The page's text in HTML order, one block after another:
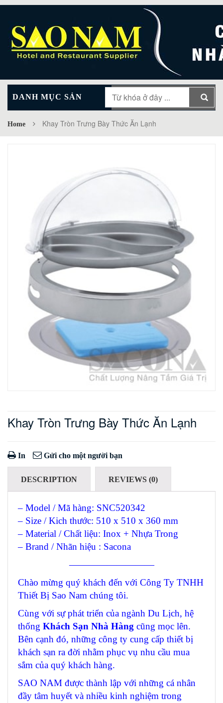
DANH MỤC SẢN
PHẨM
MAIN MENU
Home Khay Tròn Trưng Bày Thức Ăn Lạnh
Khay Tròn Trưng Bày Thức Ăn Lạnh
In Gửi cho một người bạn
DESCRIPTION REVIEWS (0)
– Model / Mã hàng: SNC520342
– Size / Kich thước: 510 x 510 x 360 mm
– Material / Chất liệu: Inox + Nhựa Trong
– Brand / Nhãn hiệu : Sacona
—————————
Chào mừng quý khách đến với Công Ty TNHH
Thiết Bị Sao Nam chúng tôi.
Cùng với sự phát triển của ngành Du Lịch, hệ
thống Khách Sạn Nhà Hàng cũng mọc lên.
Bên cạnh đó, những công ty cung cấp thiết bị
khách sạn ra đời nhằm phục vụ nhu cầu mua
sắm của quý khách hàng.
SAO NAM được thành lập với những cá nhân
đầy tâm huyết và nhiều kinh nghiệm trong